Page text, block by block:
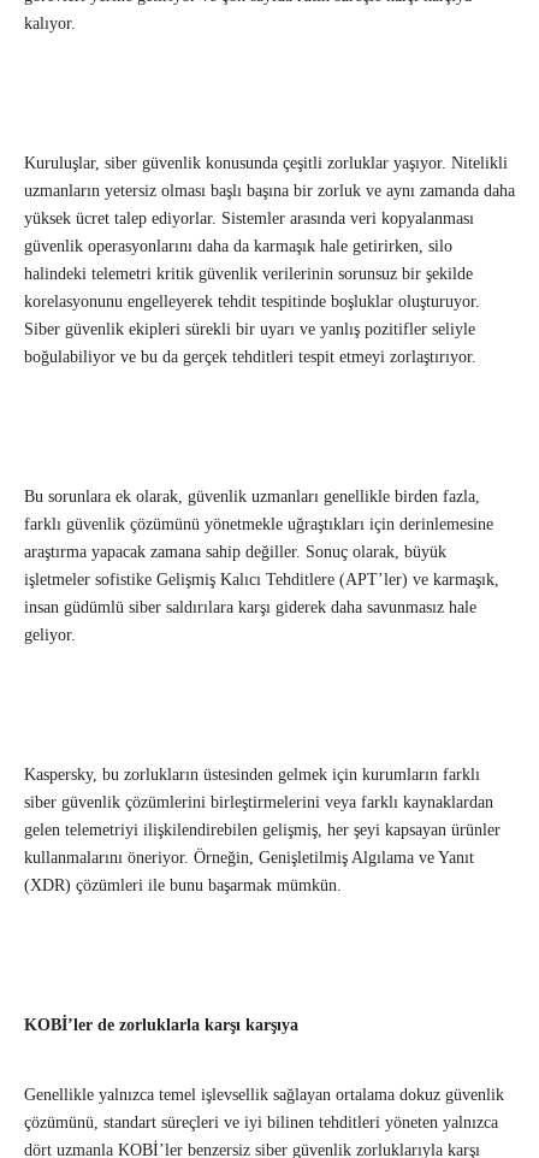
kalıyor.
Kuruluşlar, siber güvenlik konusunda çeşitli zorluklar yaşıyor. Nitelikli
uzmanların yetersiz olması başlı başına bir zorluk ve aynı zamanda daha
yüksek ücret talep ediyorlar. Sistemler arasında veri kopyalanması
güvenlik operasyonlarını daha da karmaşık hale getirirken, silo
halindeki telemetri kritik güvenlik verilerinin sorunsuz bir şekilde
korelasyonunu engelleyerek tehdit tespitinde boşluklar oluşturuyor.
Siber güvenlik ekipleri sürekli bir uyarı ve yanlış pozitifler seliyle
boğulabiliyor ve bu da gerçek tehditleri tespit etmeyi zorlaştırıyor.
Bu sorunlara ek olarak, güvenlik uzmanları genellikle birden fazla,
farklı güvenlik çözümünü yönetmekle uğraştıkları için derinlemesine
araştırma yapacak zamana sahip değiller. Sonuç olarak, büyük
işletmeler sofistike Gelişmiş Kalıcı Tehditlere (APT’ler) ve karmaşık,
insan güdümlü siber saldırılara karşı giderek daha savunmasız hale
geliyor.
Kaspersky, bu zorlukların üstesinden gelmek için kurumların farklı
siber güvenlik çözümlerini birleştirmelerini veya farklı kaynaklardan
gelen telemetriyi ilişkilendirebilen gelişmiş, her şeyi kapsayan ürünler
kullanmalarını öneriyor. Örneğin, Genişletilmiş Algılama ve Yanıt
(XDR) çözümleri ile bunu başarmak mümkün.
KOBİ’ler de zorluklarla karşı karşıya
Genellikle yalnızca temel işlevsellik sağlayan ortalama dokuz güvenlik
çözümünü, standart süreçleri ve iyi bilinen tehditleri yöneten yalnızca
dört uzmanla KOBİ’ler benzersiz siber güvenlik zorluklarıyla karşı